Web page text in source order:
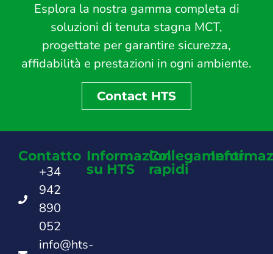
Esplora la nostra gamma completa di
soluzioni di tenuta stagna MCT,
progettate per garantire sicurezza,
affidabilità e prestazioni in ogni ambiente.
Contact HTS
Contatto
+34
942
890
052
info@hts-
Informazioni
su HTS
Collegamenti
rapidi